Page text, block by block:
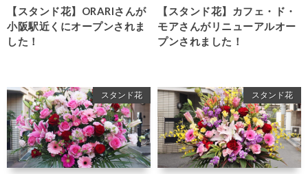
【スタンド花】ORARIさんが
小阪駅近くにオープンされま
した！
【スタンド花】カフェ・ド・
モアさんがリニューアルオー
プンされました！
スタンド花 スタンド花